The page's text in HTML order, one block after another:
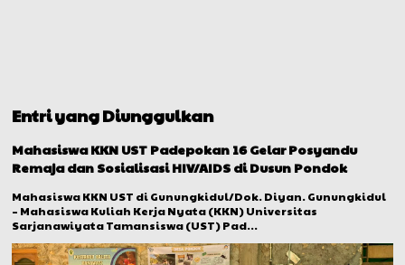
Entri yang Diunggulkan
Mahasiswa KKN UST Padepokan 16 Gelar Posyandu
Remaja dan Sosialisasi HIV/AIDS di Dusun Pondok
Mahasiswa KKN UST di Gunungkidul/Dok. Diyan. Gunungkidul
– Mahasiswa Kuliah Kerja Nyata (KKN) Universitas
Sarjanawiyata Tamansiswa (UST) Pad...